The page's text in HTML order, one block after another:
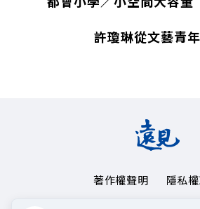
許瓊琳從文藝青
著作權聲明
隱私